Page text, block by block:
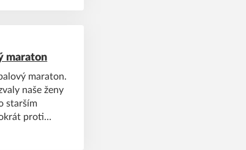
maraton
maraton.
naše ženy
starším
proti